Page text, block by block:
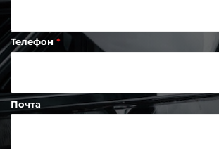
Телефон
Почта